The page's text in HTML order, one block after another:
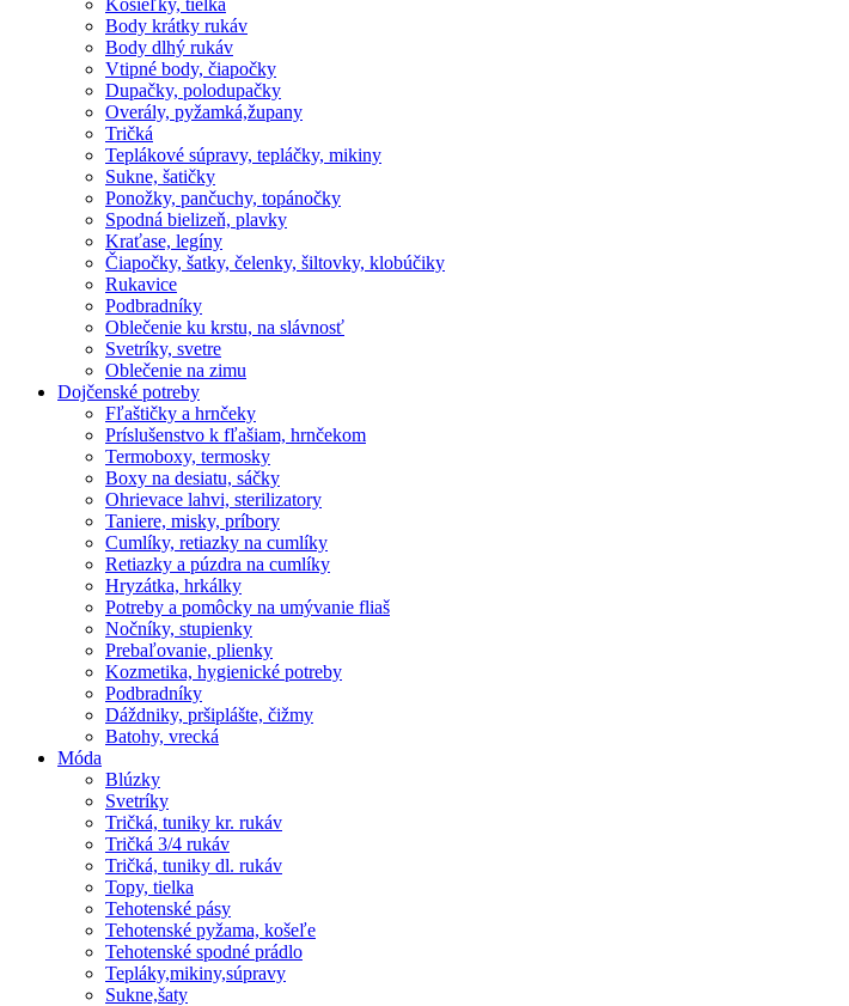
Body krátky rukáv
Body dlhý rukáv
Vtipné body, čiapočky
Dupačky, polodupačky
Overály, pyžamká,župany
Tričká
Teplákové súpravy, tepláčky, mikiny
Sukne, šatičky
Ponožky, pančuchy, topánočky
Spodná bielizeň, plavky
Kraťase, legíny
Čiapočky, šatky, čelenky, šiltovky, klobúčiky
Rukavice
Podbradníky
Oblečenie ku krstu, na slávnosť
Svetríky, svetre
Oblečenie na zimu
Dojčenské potreby
Fľaštičky a hrnčeky
Príslušenstvo k fľašiam, hrnčekom
Termoboxy, termosky
Boxy na desiatu, sáčky
Ohrievace lahvi, sterilizatory
Taniere, misky, príbory
Cumlíky, retiazky na cumlíky
Retiazky a púzdra na cumlíky
Hryzátka, hrkálky
Potreby a pomôcky na umývanie fliaš
Nočníky, stupienky
Prebaľovanie, plienky
Kozmetika, hygienické potreby
Podbradníky
Dáždniky, pršiplášte, čižmy
Batohy, vrecká
Móda
Blúzky
Svetríky
Tričká, tuniky kr. rukáv
Tričká 3/4 rukáv
Tričká, tuniky dl. rukáv
Topy, tielka
Tehotenské pásy
Tehotenské pyžama, košeľe
Tehotenské spodné prádlo
Tepláky,mikiny,súpravy
Sukne,šaty